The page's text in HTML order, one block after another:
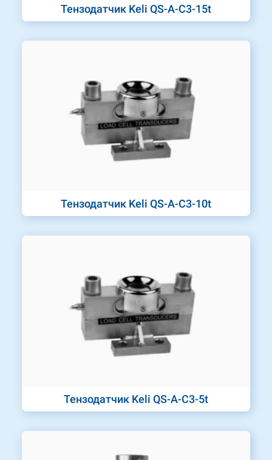
Тензодатчик Keli QS-A-C3-15t
Тензодатчик Keli QS-A-C3-10t
Тензодатчик Keli QS-A-C3-5t